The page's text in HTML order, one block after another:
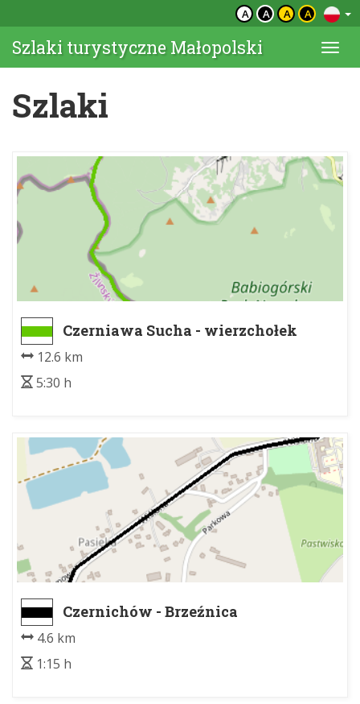
A A A A
Szlaki turystyczne Małopolski
Szlaki
Czerniawa Sucha - wierzchołek
12.6 km
5:30 h
Czernichów - Brzeźnica
4.6 km
1:15 h